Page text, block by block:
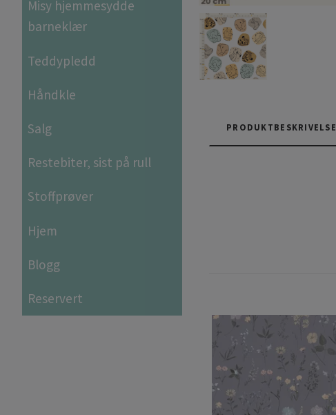
Misy hjemmesydde
barneklær
Teddypledd
Håndkle
Salg
Restebiter, sist på rull
Stoffprøver
Hjem
Blogg
Reservert
PRODUKTBESKRIVELSE